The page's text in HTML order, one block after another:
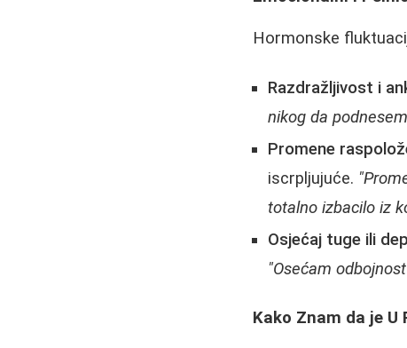
Hormonske
Razdražljivost i
nikog da
Promene
iscrpljujuće.
totalno izbacilo iz
Osjećaj tuge ili
"Osećam
Kako Znam da je